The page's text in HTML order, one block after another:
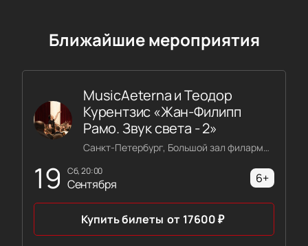
Ближайшие мероприятия
19 сб, 20:00
Сентября
MusicAeterna и Теодор
Курентзис «Жан-Филипп
Рамо. Звук света - 2»
Санкт-Петербург, Большой зал филармонии имени Шостаковича
6+
Купить билеты от 17600₽